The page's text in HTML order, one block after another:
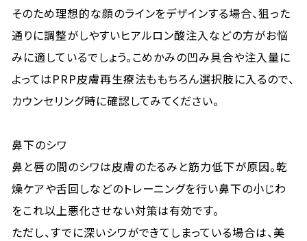
そのため理想的な顔のラインをデザインする場合、狙った
通りに調整がしやすいヒアルロン酸注入などの方がお悩
みに適しているでしょう。こめかみの凹み具合や注入量に
よってはPRP皮膚再生療法ももちろん選択肢に入るので、
カウンセリング時に確認してみてください。
鼻下のシワ
鼻と唇の間のシワは皮膚のたるみと筋力低下が原因。乾
燥ケアや舌回しなどのトレーニングを行い鼻下の小じわ
をこれ以上悪化させない対策は有効です。
ただし、すでに深いシワができてしまっている場合は、美